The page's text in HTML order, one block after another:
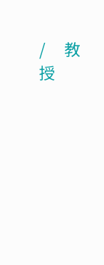
/ 教
授